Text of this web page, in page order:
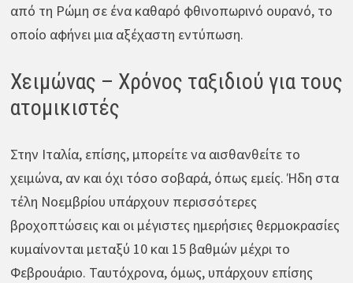
από τη Ρώμη σε ένα καθαρό φθινοπωρινό ουρανό, το
οποίο αφήνει μια αξέχαστη εντύπωση.
Χειμώνας – Χρόνος ταξιδιού για τους
ατομικιστές
Στην Ιταλία, επίσης, μπορείτε να αισθανθείτε το
χειμώνα, αν και όχι τόσο σοβαρά, όπως εμείς. Ήδη στα
τέλη Νοεμβρίου υπάρχουν περισσότερες
βροχοπτώσεις και οι μέγιστες ημερήσιες θερμοκρασίες
κυμαίνονται μεταξύ 10 και 15 βαθμών μέχρι το
Φεβρουάριο. Ταυτόχρονα, όμως, υπάρχουν επίσης